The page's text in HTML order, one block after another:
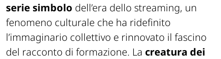
serie simbolo dell’era dello streaming, un
fenomeno culturale che ha ridefinito
l’immaginario collettivo e rinnovato il fascino
del racconto di formazione. La creatura dei